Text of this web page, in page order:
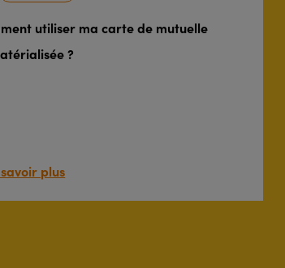
utiliser ma carte de mutuelle
?
savoir plus